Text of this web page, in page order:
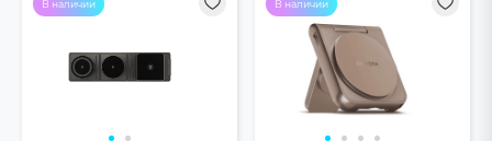
В наличии В наличии